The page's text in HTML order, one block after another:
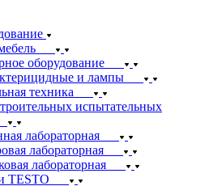
оборудование
и лампы
техника
испытательных
лабораторная
лабораторная
лабораторная
TESTO